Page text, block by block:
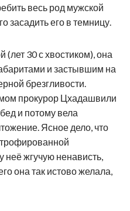
весь род мужской
засадить его в темницу.
(лет 30 с хвостиком), она
и застывшим на
брезгливости.
прокурор Цхадашвили
и потому вела
Ясное дело, что
жгучую ненависть,
она так истово желала,